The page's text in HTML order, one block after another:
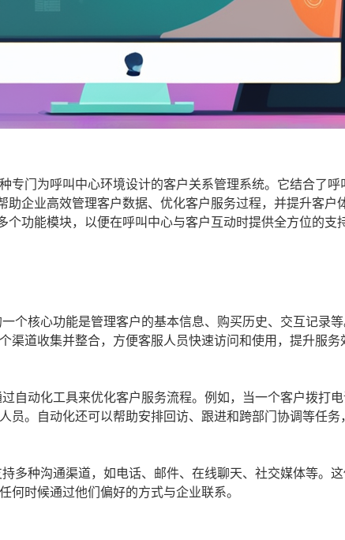
专门为呼叫中心环境设计的客户关系管理系统。它结合了
助企业高效管理客户数据、优化客户服务过程，并提升客户
个功能模块，以便在呼叫中心与客户互动时提供全方位的支持
个核心功能是管理客户的基本信息、购买历史、交互记录
渠道收集并整合，方便客服人员快速访问和使用，提升服务
自动化工具来优化客户服务流程。例如，当一个客户拨打
员。自动化还可以帮助安排回访、跟进和跨部门协调等任务
多种沟通渠道，如电话、邮件、在线聊天、社交媒体等。
何时候通过他们偏好的方式与企业联系。